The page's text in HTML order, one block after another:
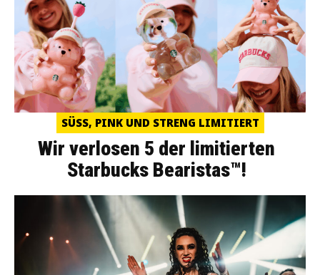
SÜSS, PINK UND STRENG LIMITIERT
Wir verlosen 5 der limitierten
Starbucks Bearistas™!